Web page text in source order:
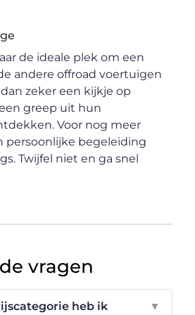
de ideale plek om een
andere offroad voertuigen
zeker een kijkje op
greep uit hun
Voor nog meer
persoonlijke begeleiding
Twijfel niet en ga snel
vragen
heb ik
▼